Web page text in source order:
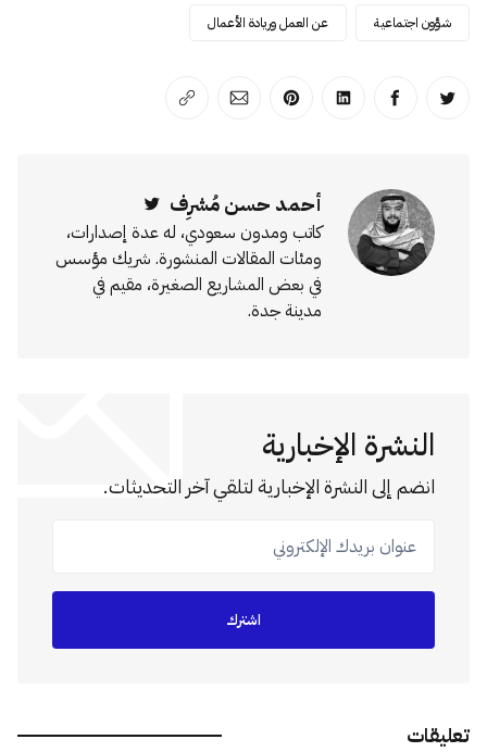
شؤون اجتماعية عن العمل وريادة الأعمال
انشر على تويترانشر على الفيسبوك
انشر على لينكد إن
انشر على بينترست
انشر على الإيميل
انسخ الرابط
أحمد حسن مُشرِف
كاتب ومدون سعودي، له عدة إصدارات،
ومئات المقالات المنشورة. شريك مؤسس
في بعض المشاريع الصغيرة، مقيم في
مدينة جدة.
النشرة الإخبارية
انضم إلى النشرة الإخبارية لتلقي آخر التحديثات.
عنوان بريدك الإلكتروني
اشترك
تعليقات